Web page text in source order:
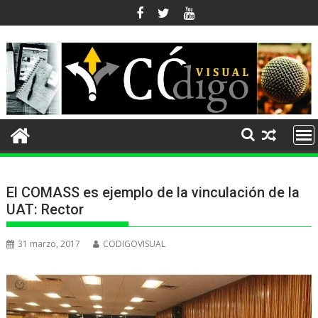
al
contenido
El COMASS es ejemplo de la vinculación de la
UAT: Rector
31 marzo, 2017 CODIGOVISUAL